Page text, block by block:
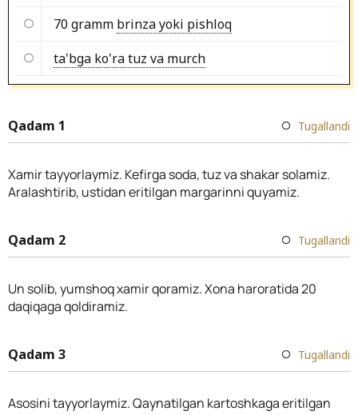
70 gramm brinza yoki pishloq
ta'bga ko'ra tuz va murch
Qadam 1 Tugallandi
Xamir tayyorlaymiz. Kefirga soda, tuz va shakar solamiz.
Aralashtirib, ustidan eritilgan margarinni quyamiz.
Qadam 2 Tugallandi
Un solib, yumshoq xamir qoramiz. Xona haroratida 20
daqiqaga qoldiramiz.
Qadam 3 Tugallandi
Asosini tayyorlaymiz. Qaynatilgan kartoshkaga eritilgan